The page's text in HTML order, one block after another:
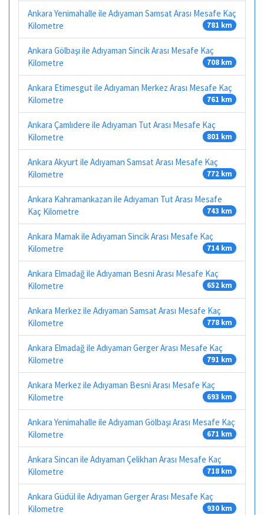
Ankara Yenimahalle ile Adıyaman Samsat Arası Mesafe Kaç
Kilometre
781 km
Ankara Gölbaşı ile Adıyaman Sincik Arası Mesafe Kaç
Kilometre
708 km
Ankara Etimesgut ile Adıyaman Merkez Arası Mesafe Kaç
Kilometre
761 km
Ankara Çamlıdere ile Adıyaman Tut Arası Mesafe Kaç
Kilometre
801 km
Ankara Akyurt ile Adıyaman Samsat Arası Mesafe Kaç
Kilometre
772 km
Ankara Kahramankazan ile Adıyaman Tut Arası Mesafe
Kaç Kilometre
743 km
Ankara Mamak ile Adıyaman Sincik Arası Mesafe Kaç
Kilometre
714 km
Ankara Elmadağ ile Adıyaman Besni Arası Mesafe Kaç
Kilometre
652 km
Ankara Merkez ile Adıyaman Samsat Arası Mesafe Kaç
Kilometre
778 km
Ankara Elmadağ ile Adıyaman Gerger Arası Mesafe Kaç
Kilometre
791 km
Ankara Merkez ile Adıyaman Besni Arası Mesafe Kaç
Kilometre
693 km
Ankara Yenimahalle ile Adıyaman Gölbaşı Arası Mesafe Kaç
Kilometre
671 km
Ankara Sincan ile Adıyaman Çelikhan Arası Mesafe Kaç
Kilometre
718 km
Ankara Güdül ile Adıyaman Gerger Arası Mesafe Kaç
Kilometre
930 km